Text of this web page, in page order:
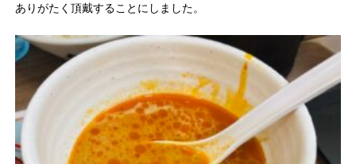
ありがたく頂戴することにしました。